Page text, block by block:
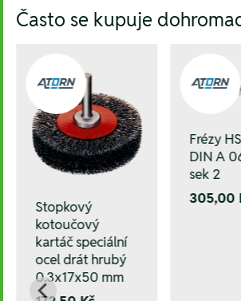
Často se kupuje
Stopkový
kotoučový
kartáč speciální
ocel drát hrubý
0.3x17x50 mm
Frézy
DIN A
sek 2
305,00